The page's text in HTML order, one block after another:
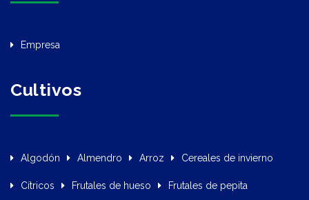
Empresa
Cultivos
Algodón Almendro Arroz Cereales de invierno
Cítricos Frutales de hueso Frutales de pepita